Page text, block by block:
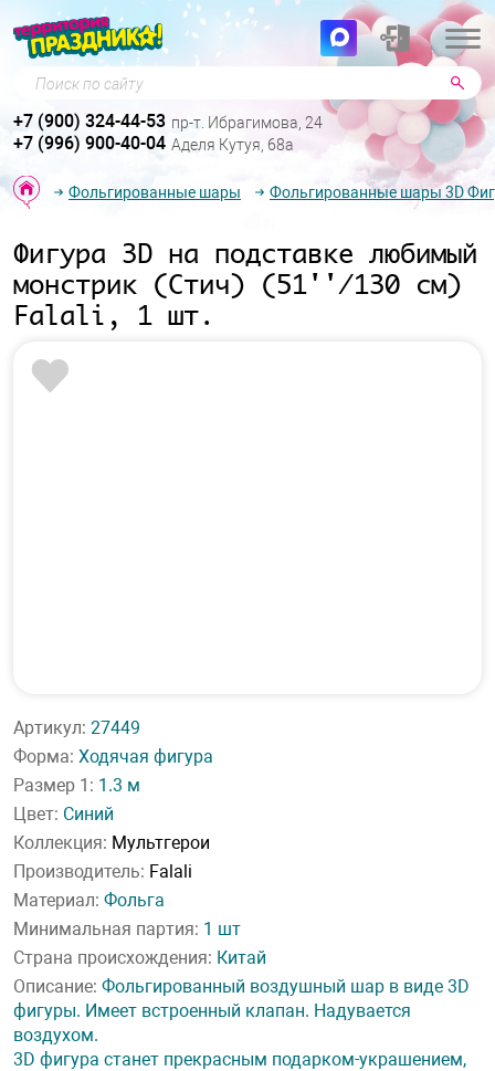
Поиск по сайту
+7 (900) 324-44-53 пр-т. Ибрагимова, 24
+7 (996) 900-40-04 Аделя Кутуя, 68а
Фольгированные шары Фольгированные шары 3D
Фигура 3D на подставке любимый
монстрик (Стич) (51''/130 см)
Falali, 1 шт.
Артикул: 27449
Форма: Ходячая фигура
Размер 1: 1.3 м
Цвет: Синий
Коллекция: Мультгерои
Производитель: Falali
Материал: Фольга
Минимальная партия: 1 шт
Страна происхождения: Китай
Описание: Фольгированный воздушный шар в виде 3D
фигуры. Имеет встроенный клапан. Надувается
воздухом.
3D фигура станет прекрасным подарком-украшением,